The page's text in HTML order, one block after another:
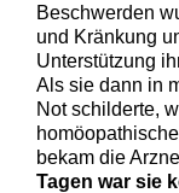
Beschwerden
und Kränkung
Unterstützung
Als sie dann in
Not schilderte,
bekam die
Tagen war sie